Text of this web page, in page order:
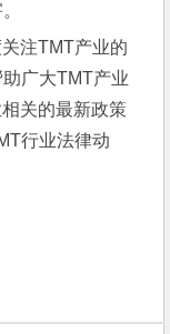
注TMT产业的
广大TMT产业
关的最新政策
行业法律动